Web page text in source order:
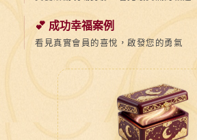
💕 成功幸福案例
看見真實會員的喜悅，啟發您的勇氣